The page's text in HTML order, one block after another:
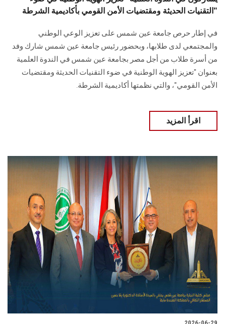
التقنيات الحديثة ومقتضيات الأمن القومي بأكاديمية الشرطة"
في إطار حرص جامعة عين شمس على تعزيز الوعي الوطني
والمجتمعي لدى طلابها، وبحضور رئيس جامعة عين شمس شارك وفد
من أسرة طلاب من أجل مصر بجامعة عين شمس في الندوة العلمية
بعنوان "تعزيز الهوية الوطنية في ضوء التقنيات الحديثة ومقتضيات
الأمن القومي"، والتي نظمتها أكاديمية الشرطة.
اقرأ المزيد